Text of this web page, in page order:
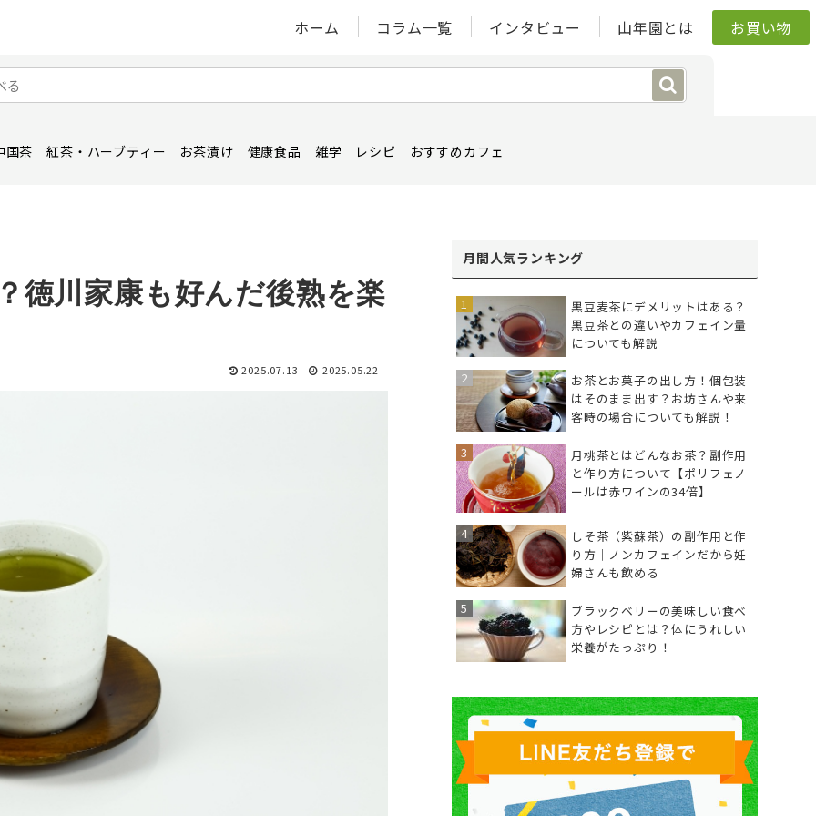
ホーム コラム一覧 インタビュー 山年園とは お買い物
国茶 紅茶・ハーブティー お茶漬け 健康食品 雑学 レシピ おすすめカフェ
徳川家康も好んだ後熟を楽
2025.07.13 2025.05.22
月間人気ランキング
黒豆麦茶にデメリットはある？
黒豆茶との違いやカフェイン量
についても解説
お茶とお菓子の出し方！個包装
はそのまま出す？お坊さんや来
客時の場合についても解説！
月桃茶とはどんなお茶？副作用
と作り方について【ポリフェノ
ールは赤ワインの34倍】
しそ茶（紫蘇茶）の副作用と作
り方｜ノンカフェインだから妊
婦さんも飲める
ブラックベリーの美味しい食べ
方やレシピとは？体にうれしい
栄養がたっぷり！